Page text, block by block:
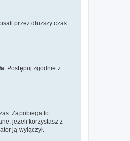
przez dłuższy czas.
. Postępuj zgodnie z
Zapobiega to
jeżeli korzystasz z
ją wyłączył.